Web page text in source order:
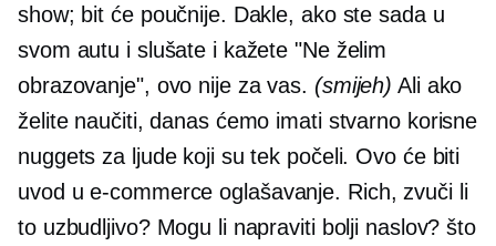
show; bit će poučnije. Dakle, ako ste sada u
svom autu i slušate i kažete "Ne želim
obrazovanje", ovo nije za vas. (smijeh) Ali ako
želite naučiti, danas ćemo imati stvarno korisne
nuggets za ljude koji su tek počeli. Ovo će biti
uvod ue-commerce oglašavanje. Rich, zvuči li
to uzbudljivo? Mogu li napraviti bolji naslov? što